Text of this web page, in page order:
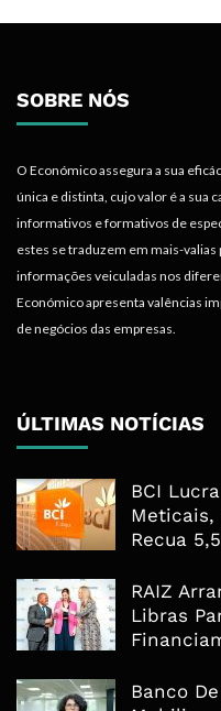
SOBRE NÓS
O Económico assegura a sua
única e distinta, cujo valor é a sua
informativos e formativos de
estes se traduzem em mais-valias
informações veiculadas nos
Económico apresenta valências
de negócios das empresas.
ÚLTIMAS NOTÍCIAS
BCI
Meticais,
Recua
RAIZ
Libras
Banco